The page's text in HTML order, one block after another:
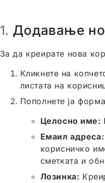
1. Додавање
За да креирате нова
Кликнете на
листата на
Пополнете ја
Целосно име:
Емаил адреса:
корисничко
сметката и
Лозинка: